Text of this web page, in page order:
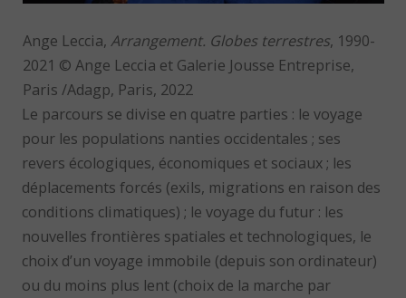
Ange Leccia, Arrangement. Globes terrestres, 1990-
2021 © Ange Leccia et Galerie Jousse Entreprise,
Paris /Adagp, Paris, 2022
Le parcours se divise en quatre parties : le voyage
pour les populations nanties occidentales ; ses
revers écologiques, économiques et sociaux ; les
déplacements forcés (exils, migrations en raison des
conditions climatiques) ; le voyage du futur : les
nouvelles frontières spatiales et technologiques, le
choix d’un voyage immobile (depuis son ordinateur)
ou du moins plus lent (choix de la marche par